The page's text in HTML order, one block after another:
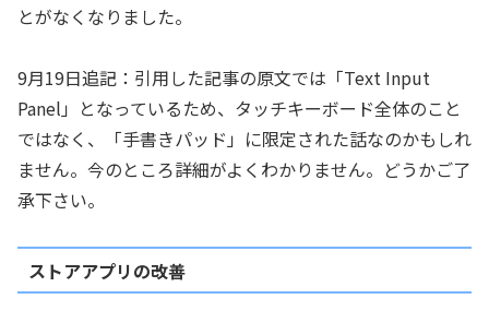
とがなくなりました。
9月19日追記：引用した記事の原文では「Text Input
Panel」となっているため、タッチキーボード全体のこと
ではなく、「手書きパッド」に限定された話なのかもしれ
ません。今のところ詳細がよくわかりません。どうかご了
承下さい。
ストアアプリの改善